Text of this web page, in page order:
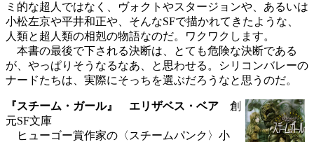
ミ的な超人ではなく、ヴォクトやスタージョンや、あるいは
小松左京や平井和正や、そんなSFで描かれてきたような、
人類と超人類の相剋の物語なのだ。ワクワクします。
本書の最後で下される決断は、とても危険な決断である
が、やっぱりそうなるなあ、と思わせる。シリコンバレーの
ナードたちは、実際にそっちを選ぶだろうなと思うのだ。
『スチーム・ガール』 エリザベス・ベア 創
元SF文庫
ヒューゴー賞作家の〈スチームパンク〉小